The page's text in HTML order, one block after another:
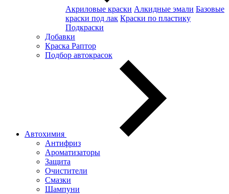
Акриловые краски Алкидные эмали Базовые
краски под лак Краски по пластику
Подкраски
Добавки
Краска Раптор
Подбор автокрасок
Автохимия
Антифриз
Ароматизаторы
Защита
Очистители
Смазки
Шампуни